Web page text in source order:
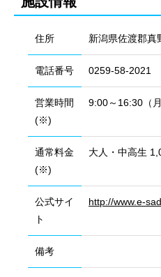
住所 新潟県佐渡郡真
電話番号 0259-58-2021
営業時間
(※)
9:00～16:30（
通常料金
(※)
大人・中高生
公式サイ
ト
http://www.e-
備考